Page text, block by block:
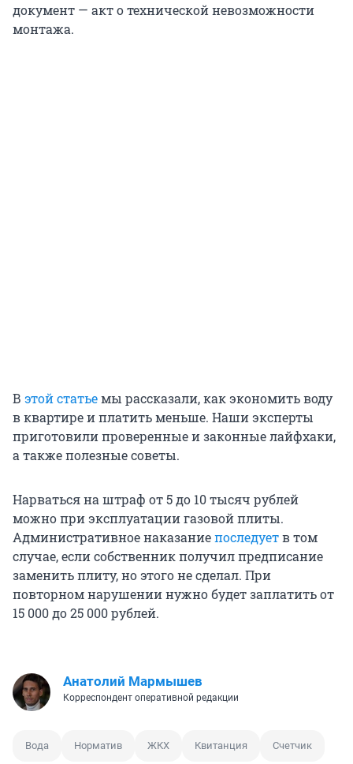
документ — акт о технической невозможности
монтажа.
В этой статьемы рассказали, как экономить воду
в квартире и платить меньше. Наши эксперты
приготовили проверенные и законные лайфхаки,
а также полезные советы.
Нарваться на штраф от 5 до 10 тысяч рублей
можно при эксплуатации газовой плиты.
Административное наказаниепоследуетв том
случае, если собственник получил предписание
заменить плиту, но этого не сделал. При
повторном нарушении нужно будет заплатить от
15 000 до 25 000 рублей.
Анатолий Мармышев
Корреспондент оперативной редакции
Вода Норматив ЖКХ Квитанция Счетчик